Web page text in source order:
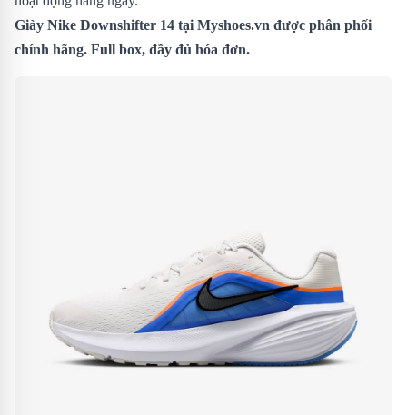
Giày Nike Downshifter 14 tại Myshoes.vn được phân phối
chính hãng. Full box, đầy đủ hóa đơn.